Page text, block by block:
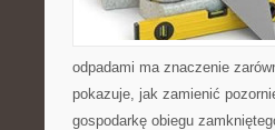
odpadami ma znaczenie
pokazuje, jak zamienić
gospodarkę obiegu